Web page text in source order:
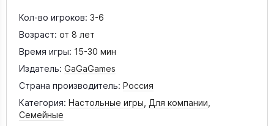
Кол-во игроков: 3-6
Возраст: от 8 лет
Время игры: 15-30 мин
Издатель: GaGaGames
Страна производитель: Россия
Категория: Настольные игры Для компании
Семейные